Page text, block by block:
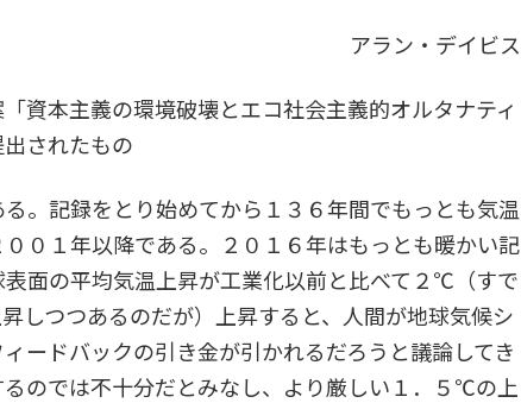
アラン・デイビス
資本主義の環境破壊とエコ社会主義的オルタナティ
されたもの
。記録をとり始めてから１３６年間でもっとも気温
０１年以降である。２０１６年はもっとも暖かい記
面の平均気温上昇が工業化以前と比べて２℃（すで
しつつあるのだが）上昇すると、人間が地球気候シ
ードバックの引き金が引かれるだろうと議論してき
のでは不十分だとみなし、より厳しい１．５℃の上